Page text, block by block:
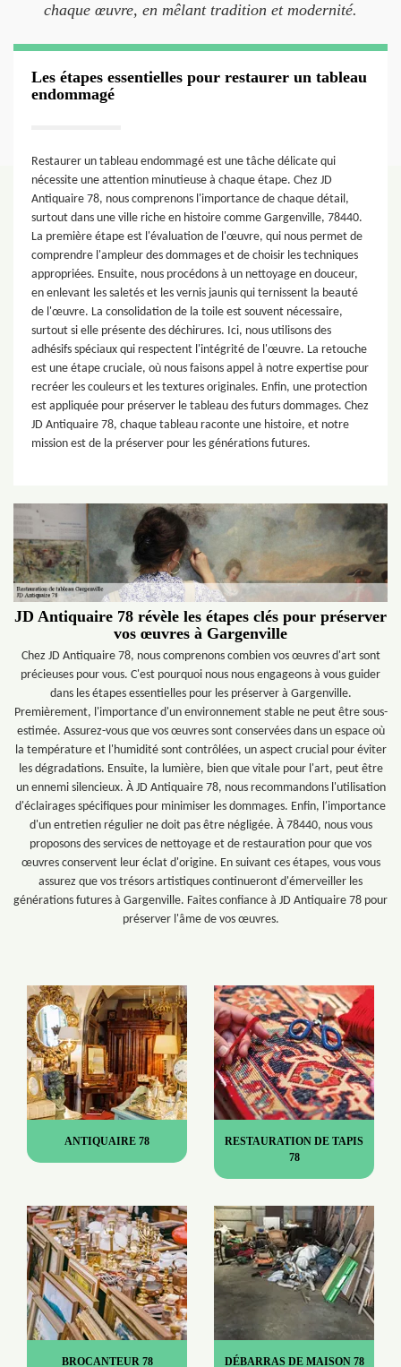
chaque œuvre, en mêlant tradition et modernité.
Les étapes essentielles pour restaurer un tableau
endommagé
Restaurer un tableau endommagé est une tâche délicate qui
nécessite une attention minutieuse à chaque étape. Chez JD
Antiquaire 78, nous comprenons l'importance de chaque détail,
surtout dans une ville riche en histoire comme Gargenville, 78440.
La première étape est l'évaluation de l'œuvre, qui nous permet de
comprendre l'ampleur des dommages et de choisir les techniques
appropriées. Ensuite, nous procédons à un nettoyage en douceur,
en enlevant les saletés et les vernis jaunis qui ternissent la beauté
de l'œuvre. La consolidation de la toile est souvent nécessaire,
surtout si elle présente des déchirures. Ici, nous utilisons des
adhésifs spéciaux qui respectent l'intégrité de l'œuvre. La retouche
est une étape cruciale, où nous faisons appel à notre expertise pour
recréer les couleurs et les textures originales. Enfin, une protection
est appliquée pour préserver le tableau des futurs dommages. Chez
JD Antiquaire 78, chaque tableau raconte une histoire, et notre
mission est de la préserver pour les générations futures.
JD Antiquaire 78 révèle les étapes clés pour préserver
vos œuvres à Gargenville
Chez JD Antiquaire 78, nous comprenons combien vos œuvres d'art sont
précieuses pour vous. C'est pourquoi nous nous engageons à vous guider
dans les étapes essentielles pour les préserver à Gargenville.
Premièrement, l'importance d'un environnement stable ne peut être sous-
estimée. Assurez-vous que vos œuvres sont conservées dans un espace où
la température et l'humidité sont contrôlées, un aspect crucial pour éviter
les dégradations. Ensuite, la lumière, bien que vitale pour l'art, peut être
un ennemi silencieux. À JD Antiquaire 78, nous recommandons l'utilisation
d'éclairages spécifiques pour minimiser les dommages. Enfin, l'importance
d'un entretien régulier ne doit pas être négligée. À 78440, nous vous
proposons des services de nettoyage et de restauration pour que vos
œuvres conservent leur éclat d'origine. En suivant ces étapes, vous vous
assurez que vos trésors artistiques continueront d'émerveiller les
générations futures à Gargenville. Faites confiance à JD Antiquaire 78 pour
préserver l'âme de vos œuvres.
ANTIQUAIRE 78
RESTAURATION DE TAPIS
78
BROCANTEUR 78 DÉBARRAS DE MAISON 78